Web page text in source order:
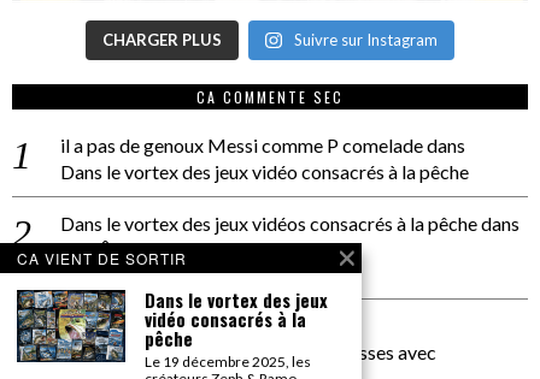
CHARGER PLUS Suivre sur Instagram
CA COMMENTE SEC
il a pas de genoux Messi comme P comeladedans
Dans le vortex des jeux vidéo consacrés à la pêche
Dans le vortex des jeux vidéos consacrés à la pêchedans
PACÔME THIELLEMENT
La séance d’Hip Gnose
La Patrie
dans
On a parlé Dolce Vita et lutte des classes avec
CA VIENT DE SORTIR
Dans le vortex des jeux
vidéo consacrés à la
pêche
Le 19 décembre 2025, les